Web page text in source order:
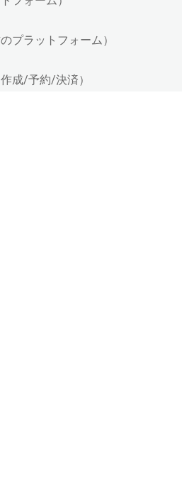
プラットフォーム）
成/予約/決済）